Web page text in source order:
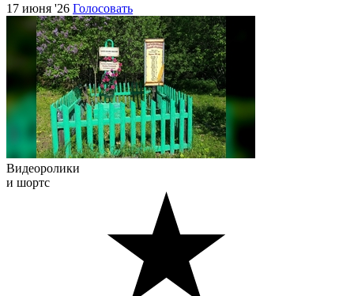
17 июня '26 Голосовать
Видеоролики
и шортс